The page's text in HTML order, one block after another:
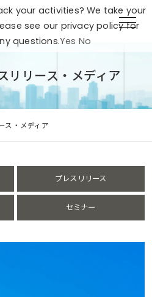
リリース・メディア
ス・メディア
プレスリリース
セミナー
your activities? We take your
see our privacy policy for
questions.Yes No